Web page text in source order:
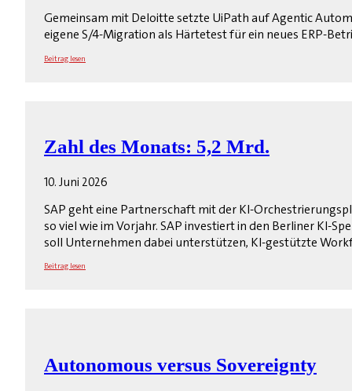
Gemeinsam mit Deloitte setzte UiPath auf Agentic
eigene S/4-Migration als Härtetest für ein neues ERP-
Beitrag lesen
Zahl des Monats: 5,2 Mrd.
10. Juni 2026
SAP geht eine Partnerschaft mit der KI-
so viel wie im Vorjahr. SAP investiert in den Berliner KI-
soll Unternehmen dabei unterstützen, KI-gestützte
Beitrag lesen
Autonomous versus Sovereignty